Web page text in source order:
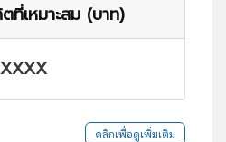
ที่เหมาะสม (บาท)
XXXX
คลิกเพื่อดูเพิ่มเติม